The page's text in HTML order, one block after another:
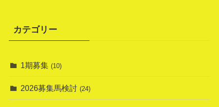
カテゴリー
1期募集 (10)
2026募集馬検討 (24)